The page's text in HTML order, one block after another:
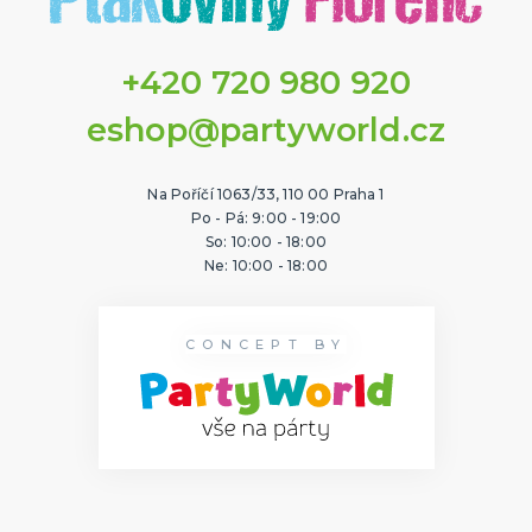
+420 720 980 920
eshop@partyworld.cz
Na Poříčí 1063/33, 110 00 Praha 1
Po - Pá: 9:00 - 19:00
So: 10:00 - 18:00
Ne: 10:00 - 18:00
CONCEPT BY